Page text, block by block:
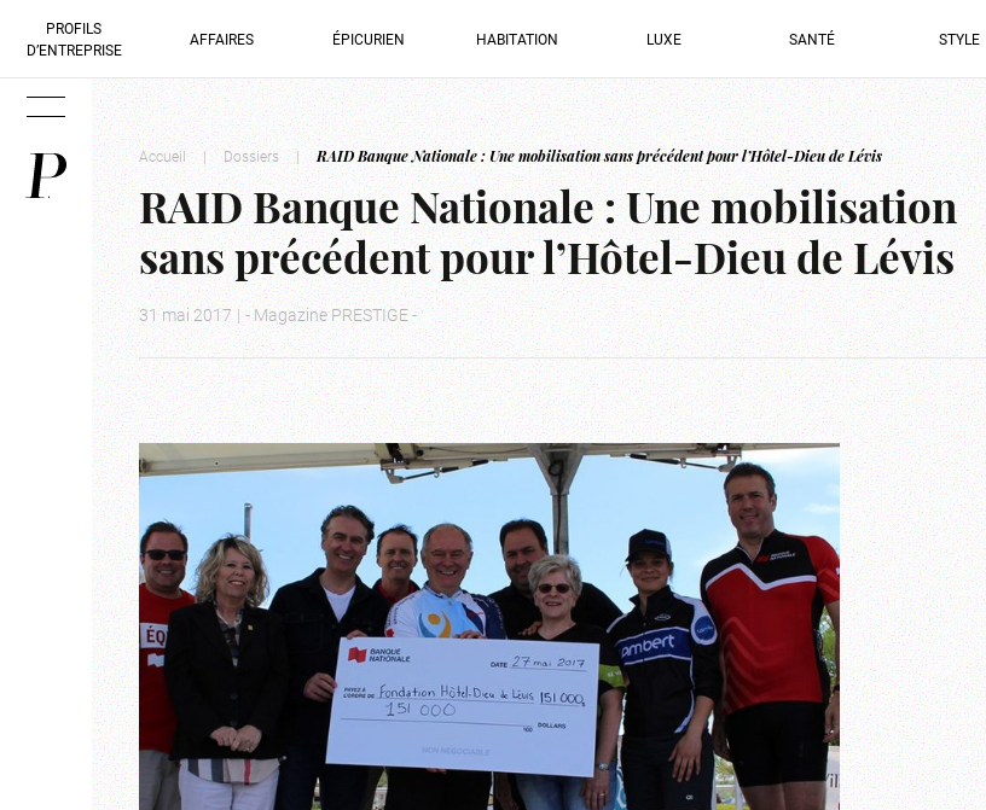
PROFILS
D’ENTREPRISE
AFFAIRES ÉPICURIEN HABITATION LUXE SANTÉ STYLE
Accueil | Dossiers | RAID Banque Nationale : Une mobilisation sans précédent pour l’Hôtel-Dieu de Lévis
RAID Banque Nationale : Une mobilisation
sans précédent pour l’Hôtel-Dieu de Lévis
31 mai 2017 | - Magazine PRESTIGE -